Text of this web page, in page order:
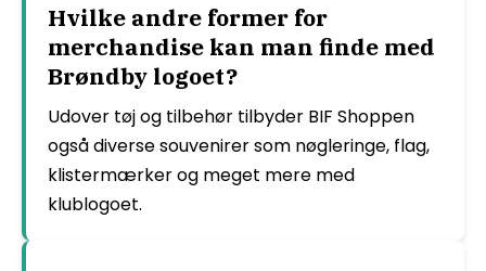
Hvilke andre former for
merchandise kan man finde med
Brøndby logoet?
Udover tøj og tilbehør tilbyder BIF Shoppen
også diverse souvenirer som nøgleringe, flag,
klistermærker og meget mere med
klublogoet.